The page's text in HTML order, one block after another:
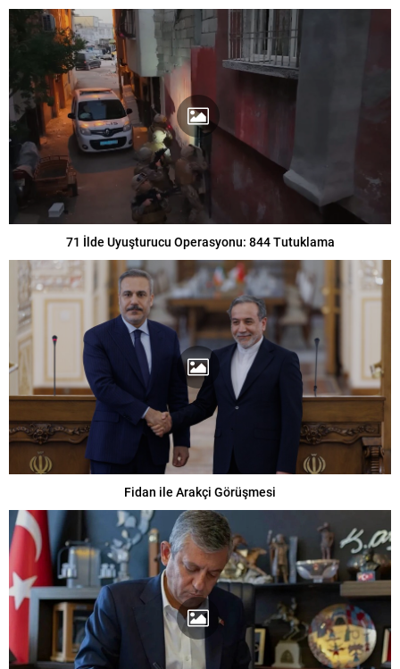
71 İlde Uyuşturucu Operasyonu: 844 Tutuklama
Fidan ile Arakçi Görüşmesi